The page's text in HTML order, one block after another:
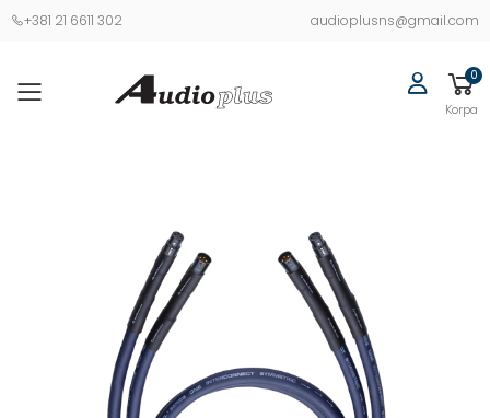
+381 21 6611 302 audioplusns@gmail.com
0
Korpa